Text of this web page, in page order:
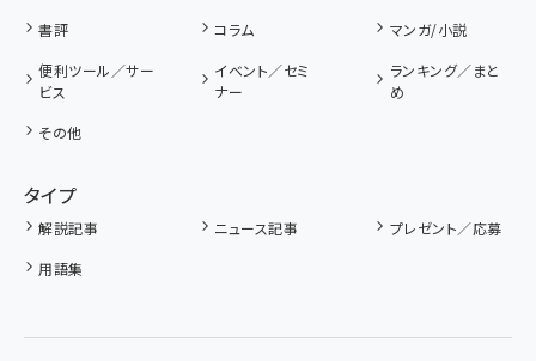
書評 コラム
マンガ/小説
便利ツール／サー
ビス
イベント／セミ
ナー
ランキング／まと
め
その他
タイプ
解説記事 ニュース記事
プレゼント／応募
用語集